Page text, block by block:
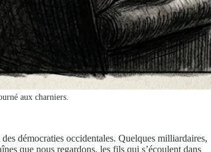
aux charniers.
démocraties occidentales. Quelques milliardaires,
que nous regardons, les fils qui s’écoulent dans